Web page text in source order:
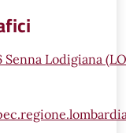
Lodigiana